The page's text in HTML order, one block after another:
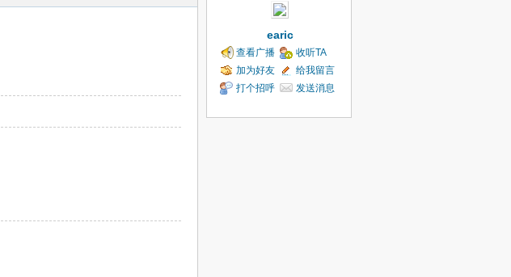
earic
查看广播
收听TA
加为好友
给我留言
打个招呼
发送消息